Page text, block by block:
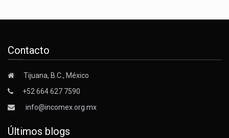
Contacto
Tijuana, B.C., México
+52 664 627 7590
info@incomex.org.mx
Últimos blogs